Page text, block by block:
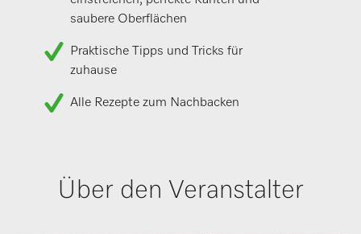
saubere Oberflächen
Praktische Tipps und Tricks für
zuhause
Alle Rezepte zum Nachbacken
Über den Veranstalter